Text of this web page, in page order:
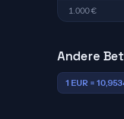
1.000 €
Andere
1 EUR =